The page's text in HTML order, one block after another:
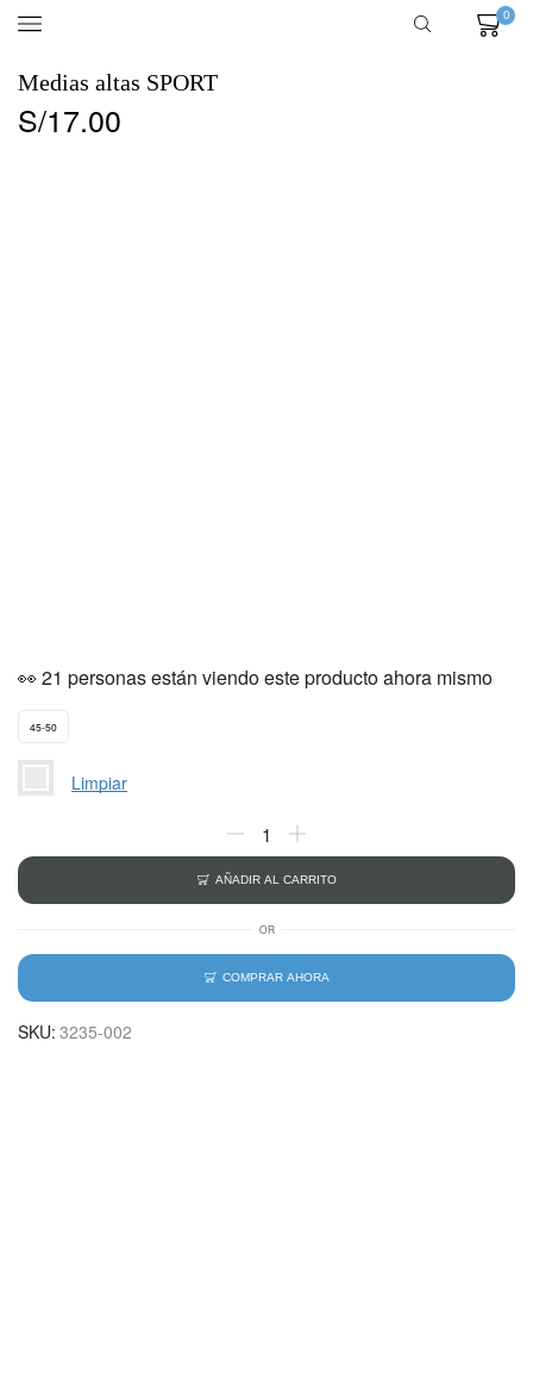
0
Medias altas SPORT
S/17.00
👀 21 personas están viendo este producto ahora mismo
45-50
Limpiar
AÑADIR AL CARRITO
OR
COMPRAR AHORA
SKU: 3235-002